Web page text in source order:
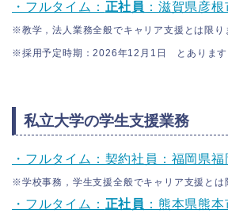
・フルタイム： 正社員 ：滋賀県彦根
※教学，法人業務全般でキャリア支援とは限
※採用予定時期：2026年12月1日 とありま
私立大学の学生支援業務
・フルタイム：契約社員：福岡県福
※学校事務，学生支援全般でキャリア支援と
・フルタイム： 正社員 ：熊本県熊